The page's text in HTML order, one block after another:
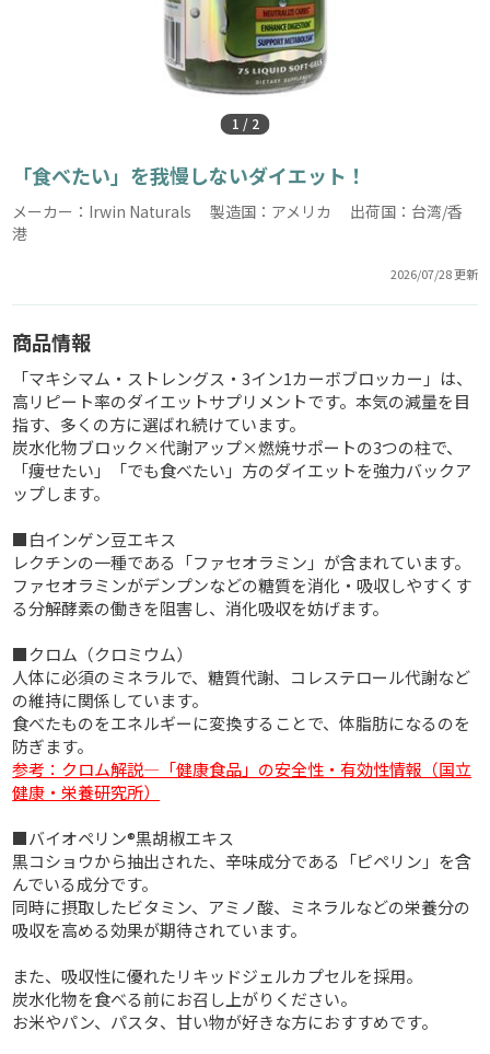
1 / 2
「食べたい」を我慢しないダイエット！
メーカー：Irwin Naturals 製造国：アメリカ 出荷国：台湾/香
港
2026/07/28 更新
商品情報
「マキシマム・ストレングス・3イン1カーボブロッカー」は、
高リピート率のダイエットサプリメントです。本気の減量を目
指す、多くの方に選ばれ続けています。
炭水化物ブロック×代謝アップ×燃焼サポートの3つの柱で、
「痩せたい」「でも食べたい」方のダイエットを強力バックア
ップします。
■白インゲン豆エキス
レクチンの一種である「ファセオラミン」が含まれています。
ファセオラミンがデンプンなどの糖質を消化・吸収しやすくす
る分解酵素の働きを阻害し、消化吸収を妨げます。
■クロム（クロミウム）
人体に必須のミネラルで、糖質代謝、コレステロール代謝など
の維持に関係しています。
食べたものをエネルギーに変換することで、体脂肪になるのを
防ぎます。
参考：クロム解説―「健康食品」の安全性・有効性情報（国立
健康・栄養研究所）
■バイオペリン®黒胡椒エキス
黒コショウから抽出された、辛味成分である「ピペリン」を含
んでいる成分です。
同時に摂取したビタミン、アミノ酸、ミネラルなどの栄養分の
吸収を高める効果が期待されています。
また、吸収性に優れたリキッドジェルカプセルを採用。
炭水化物を食べる前にお召し上がりください。
お米やパン、パスタ、甘い物が好きな方におすすめです。